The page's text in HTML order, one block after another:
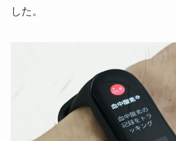
した。